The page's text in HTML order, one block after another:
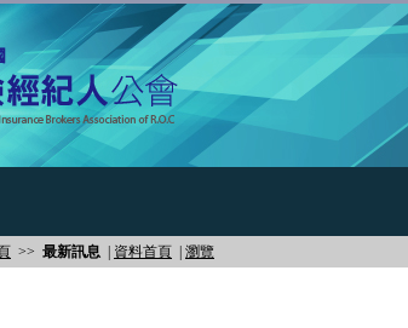
>> 最新訊息 資料首頁 瀏覽